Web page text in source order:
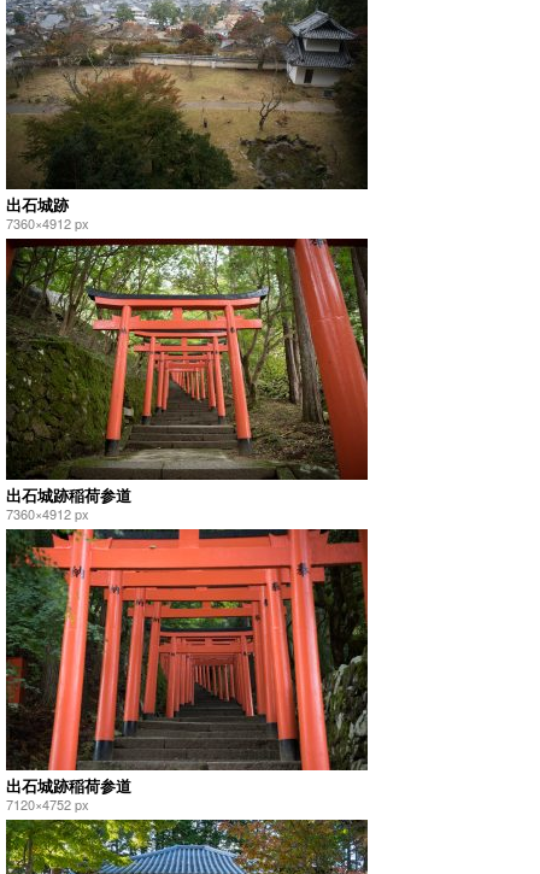
出石城跡
7360×4912 px
出石城跡稲荷参道
7360×4912 px
出石城跡稲荷参道
7120×4752 px